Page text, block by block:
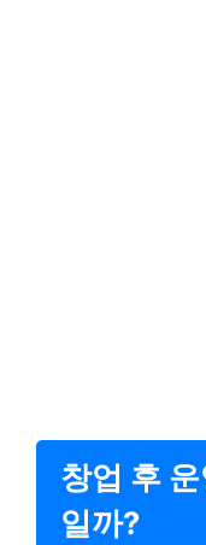
창업 후
일까?